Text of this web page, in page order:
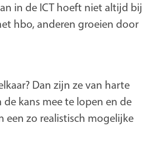
in de ICT hoeft niet altijd bij
hbo, anderen groeien door
Dan zijn ze van harte
kans mee te lopen en de
een zo realistisch mogelijke